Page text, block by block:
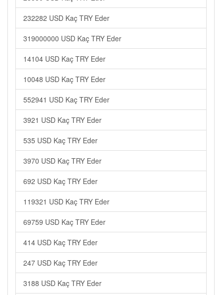
232282 USD Kaç TRY Eder
319000000 USD Kaç TRY Eder
14104 USD Kaç TRY Eder
10048 USD Kaç TRY Eder
552941 USD Kaç TRY Eder
3921 USD Kaç TRY Eder
535 USD Kaç TRY Eder
3970 USD Kaç TRY Eder
692 USD Kaç TRY Eder
119321 USD Kaç TRY Eder
69759 USD Kaç TRY Eder
414 USD Kaç TRY Eder
247 USD Kaç TRY Eder
3188 USD Kaç TRY Eder